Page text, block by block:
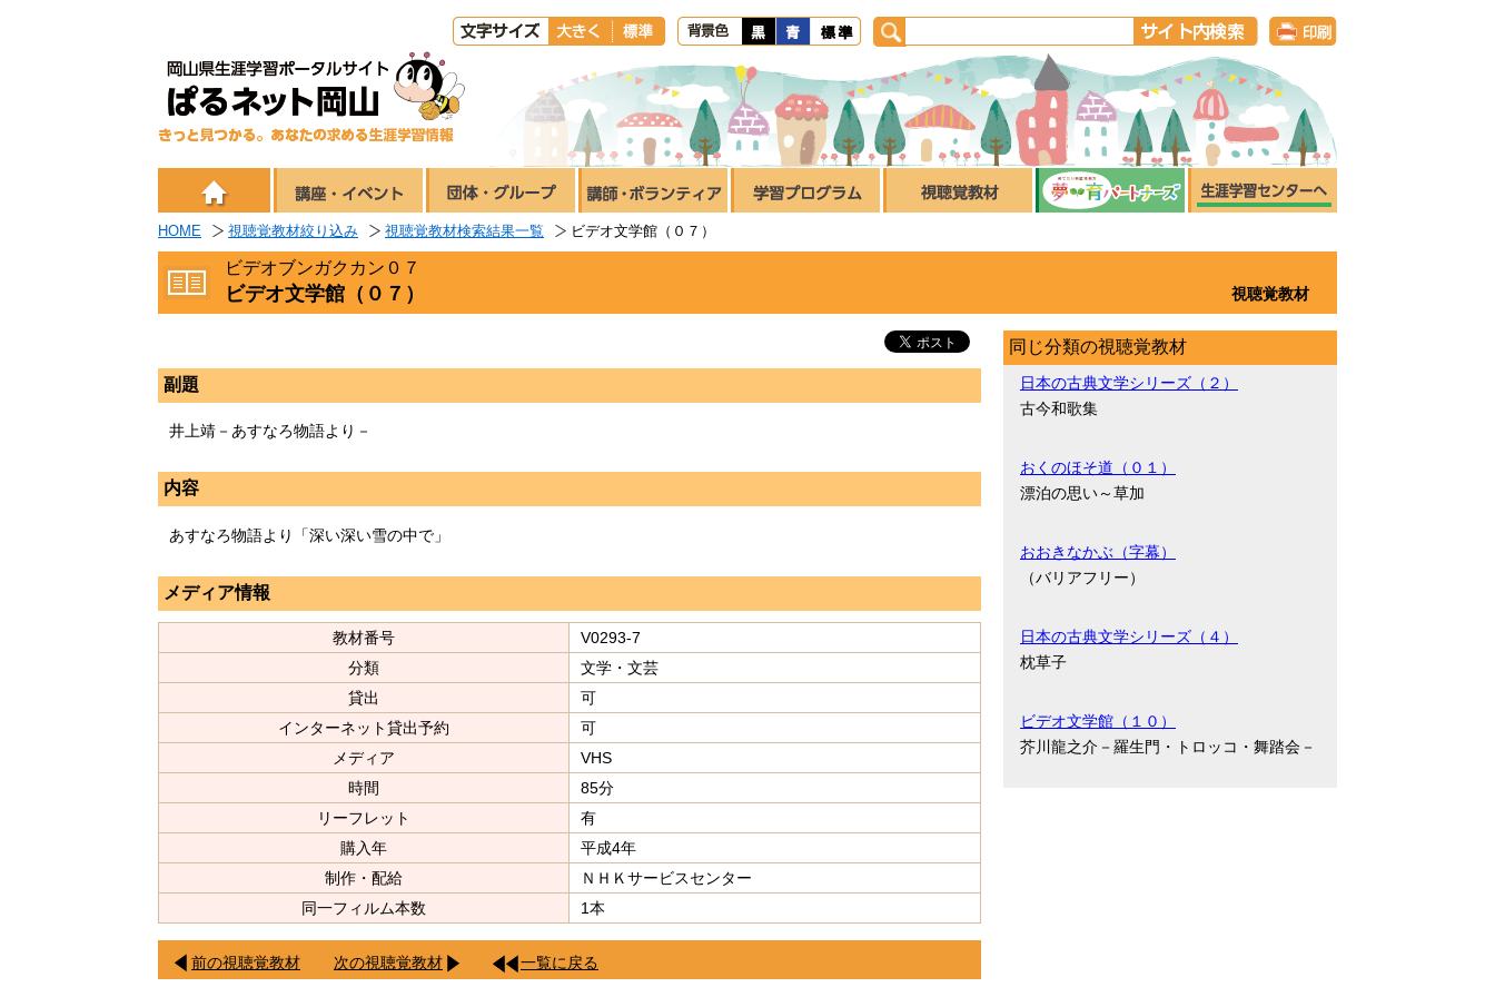
HOME 視聴覚教材絞り込み 視聴覚教材検索結果一覧 ビデオ文学館（０７）
ビデオブンガクカン０７
ビデオ文学館（０７） 視聴覚教材
副題
井上靖－あすなろ物語より－
内容
あすなろ物語より「深い深い雪の中で」
メディア情報
教材番号
V0293-7
分類
文学・文芸
貸出
可
インターネット貸出予約
可
メディア
VHS
時間
85分
リーフレット
有
購入年
平成4年
制作・配給
ＮＨＫサービスセンター
同一フィルム本数
1本
前の視聴覚教材 次の視聴覚教材 一覧に戻る
同じ分類の視聴覚教材
日本の古典文学シリーズ（２）
古今和歌集
おくのほそ道（０１）
漂泊の思い～草加
おおきなかぶ（字幕）
（バリアフリー）
日本の古典文学シリーズ（４）
枕草子
ビデオ文学館（１０）
芥川龍之介－羅生門・トロッコ・舞踏会－